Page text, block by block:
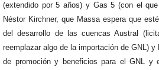
(extendido por 5 años) y Gas 5 (con el
Néstor Kirchner, que Massa espera que
del desarrollo de las cuencas Austral
reemplazar algo de la importación de GNL)
de promoción y beneficios para el GNL y